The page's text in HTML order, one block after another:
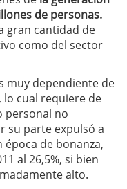
de personas.
gran cantidad de
como del sector
muy dependiente de
lo cual requiere de
personal no
su parte expulsó a
época de bonanza,
al 26,5%, si bien
alto.